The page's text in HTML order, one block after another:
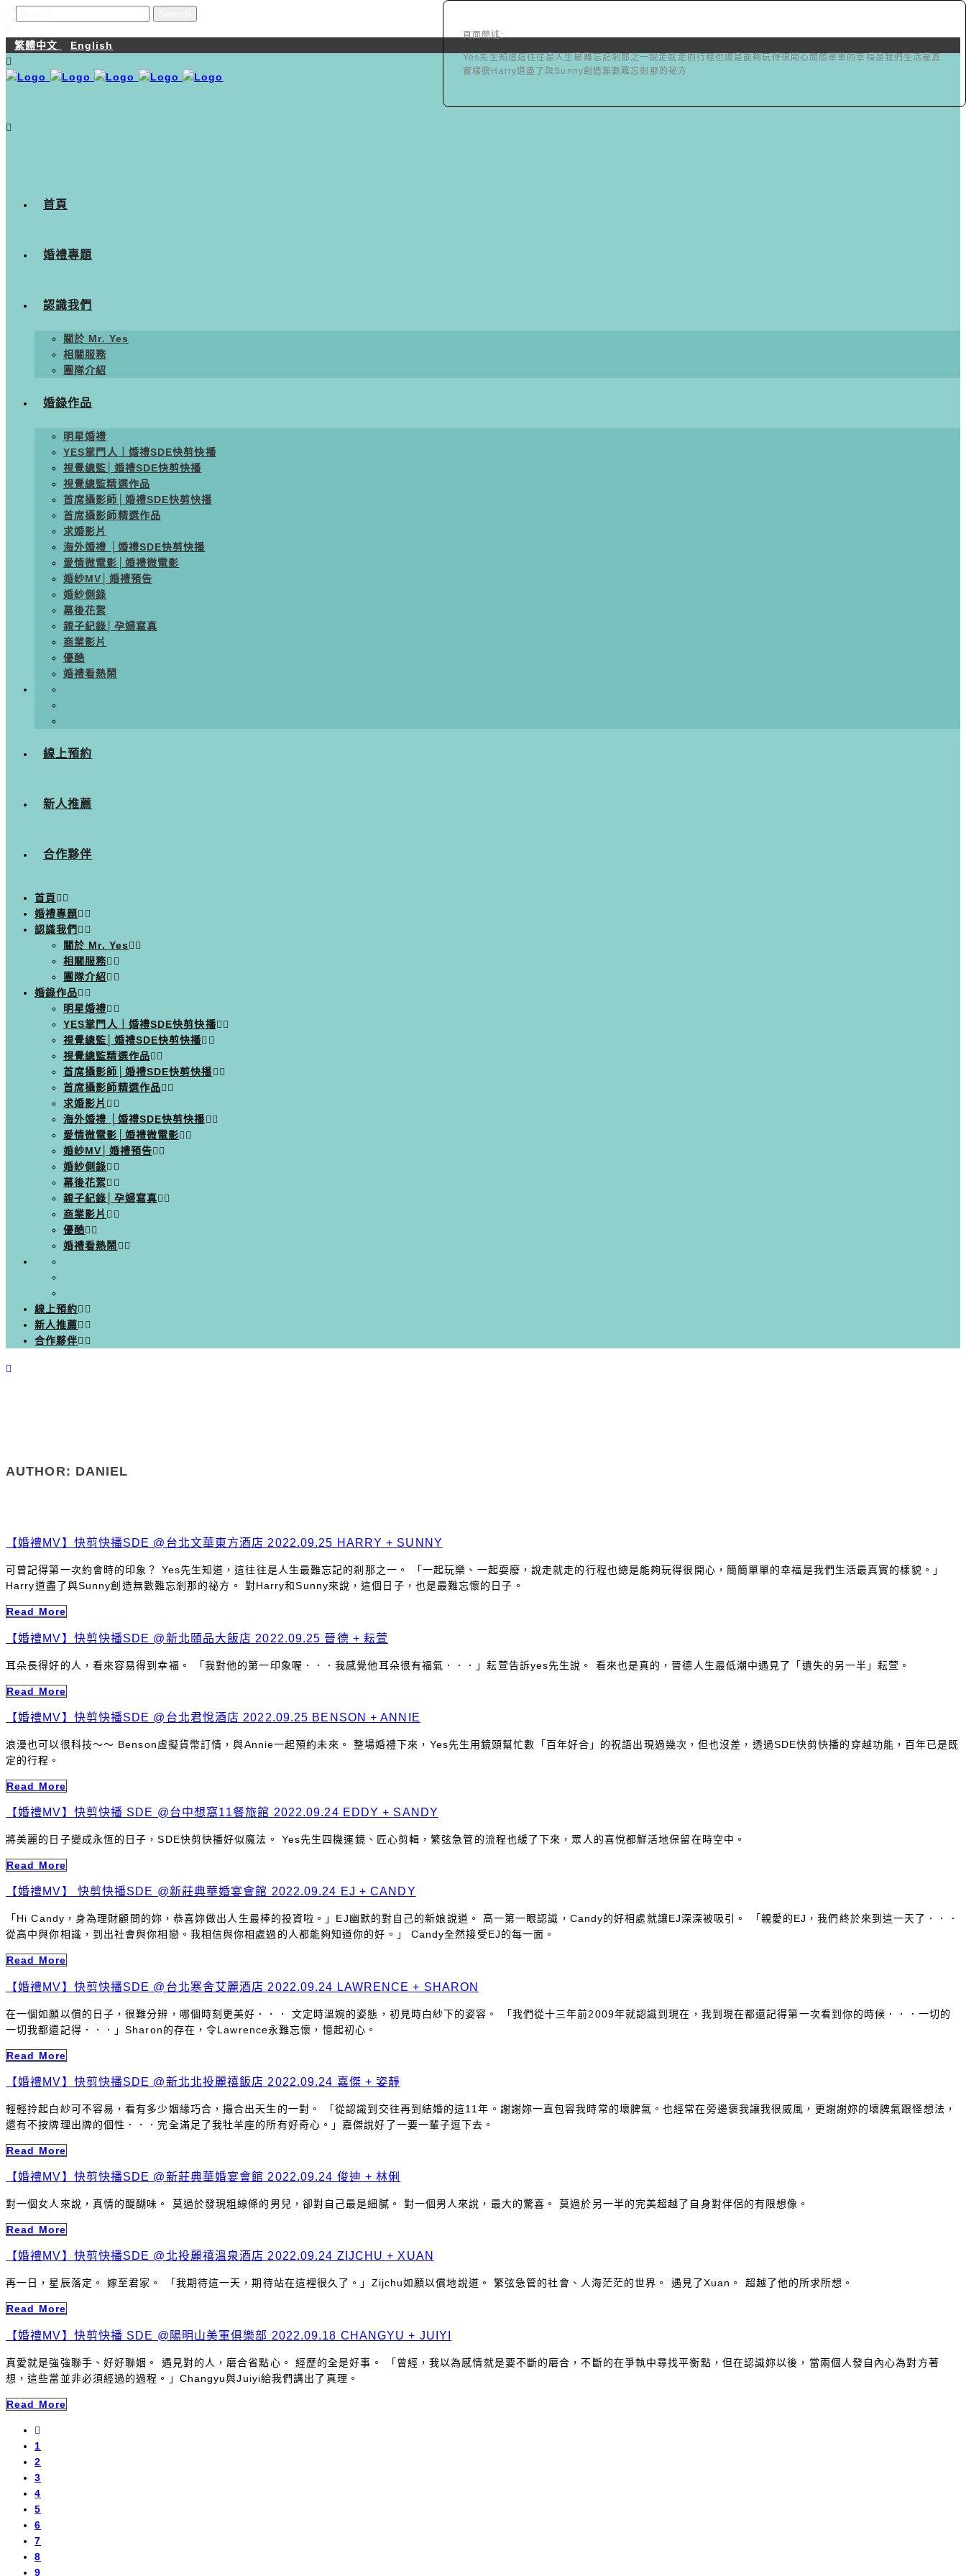
繁體中文 English
首頁
婚禮專題
認識我們
關於 Mr. Yes
相關服務
團隊介紹
婚錄作品
明星婚禮
YES掌門人｜婚禮SDE快剪快播
視覺總監│婚禮SDE快剪快播
視覺總監精選作品
首席攝影師│婚禮SDE快剪快播
首席攝影師精選作品
求婚影片
海外婚禮 │婚禮SDE快剪快播
愛情微電影│婚禮微電影
婚紗MV│婚禮預告
婚紗側錄
幕後花絮
親子紀錄│孕婦寫真
商業影片
優酷
婚禮看熱鬧
線上預約
新人推薦
合作夥伴
首頁
婚禮專題
認識我們
關於 Mr. Yes
相關服務
團隊介紹
婚錄作品
明星婚禮
YES掌門人｜婚禮SDE快剪快播
視覺總監│婚禮SDE快剪快播
視覺總監精選作品
首席攝影師│婚禮SDE快剪快播
首席攝影師精選作品
求婚影片
海外婚禮 │婚禮SDE快剪快播
愛情微電影│婚禮微電影
婚紗MV│婚禮預告
婚紗側錄
幕後花絮
親子紀錄│孕婦寫真
商業影片
優酷
婚禮看熱鬧
線上預約
新人推薦
合作夥伴
AUTHOR: DANIEL
【婚禮MV】快剪快播SDE @台北文華東方酒店 2022.09.25 HARRY + SUNNY
可曾記得第一次約會時的印象？ Yes先生知道，這往往是人生最難忘記的剎那之一。 「一起玩樂、一起耍廢，說走就走的行程也總是能夠玩得很開心，簡簡單單的幸福是我們生活最真實的樣貌。」
Harry道盡了與Sunny創造無數難忘剎那的祕方。 對Harry和Sunny來說，這個日子，也是最難忘懷的日子。
Read More
【婚禮MV】快剪快播SDE @新北頤品大飯店 2022.09.25 晉德 + 耘萱
耳朵長得好的人，看來容易得到幸福。 「我對他的第一印象喔．．．我感覺他耳朵很有福氣．．．」耘萱告訴yes先生說。 看來也是真的，晉德人生最低潮中遇見了「遺失的另一半」耘萱。
Read More
【婚禮MV】快剪快播SDE @台北君悅酒店 2022.09.25 BENSON + ANNIE
浪漫也可以很科技～～ Benson虛擬貨幣訂情，與Annie一起預約未來。 整場婚禮下來，Yes先生用鏡頭幫忙數「百年好合」的祝語出現過幾次，但也沒差，透過SDE快剪快播的穿越功能，百年已是既
定的行程。
Read More
【婚禮MV】快剪快播 SDE @台中想窩11餐旅館 2022.09.24 EDDY + SANDY
將美麗的日子變成永恆的日子，SDE快剪快播好似魔法。 Yes先生四機運鏡、匠心剪輯，繁弦急管的流程也緩了下來，眾人的喜悅都鮮活地保留在時空中。
Read More
【婚禮MV】 快剪快播SDE @新莊典華婚宴會館 2022.09.24 EJ + CANDY
「Hi Candy，身為理財顧問的妳，恭喜妳做出人生最棒的投資啦。」EJ幽默的對自己的新娘說道。 高一第一眼認識，Candy的好相處就讓EJ深深被吸引。 「親愛的EJ，我們終於來到這一天了．．．
從高中與你相識，到出社會與你相戀。我相信與你相處過的人都能夠知道你的好。」 Candy全然接受EJ的每一面。
Read More
【婚禮MV】快剪快播SDE @台北寒舍艾麗酒店 2022.09.24 LAWRENCE + SHARON
在一個如願以償的日子，很難分辨，哪個時刻更美好．．． 文定時溫婉的姿態，初見時白紗下的姿容。 「我們從十三年前2009年就認識到現在，我到現在都還記得第一次看到你的時候．．．一切的
一切我都還記得．．．」Sharon的存在，令Lawrence永難忘懷，憶起初心。
Read More
【婚禮MV】快剪快播SDE @新北北投麗禧飯店 2022.09.24 嘉傑 + 姿靜
輕輕拎起白紗可不容易，看有多少姻緣巧合，撮合出天生的一對。 「從認識到交往再到結婚的這11年。謝謝妳一直包容我時常的壞脾氣。也經常在旁邊褒我讓我很威風，更謝謝妳的壞脾氣跟怪想法，
還有不按牌理出牌的個性．．．完全滿足了我牡羊座的所有好奇心。」嘉傑說好了一要一輩子逗下去。
Read More
【婚禮MV】快剪快播SDE @新莊典華婚宴會館 2022.09.24 俊迪 + 林俐
對一個女人來說，真情的醍醐味。 莫過於發現粗線條的男兒，卻對自己最是細膩。 對一個男人來說，最大的驚喜。 莫過於另一半的完美超越了自身對伴侶的有限想像。
Read More
【婚禮MV】快剪快播SDE @北投麗禧溫泉酒店 2022.09.24 ZIJCHU + XUAN
再一日，星辰落定。 嫁至君家。 「我期待這一天，期待站在這裡很久了。」Zijchu如願以償地說道。 繁弦急管的社會、人海茫茫的世界。 遇見了Xuan。 超越了他的所求所想。
Read More
【婚禮MV】快剪快播 SDE @陽明山美軍俱樂部 2022.09.18 CHANGYU + JUIYI
真愛就是強強聯手、好好聯姻。 遇見對的人，磨合省點心。 經歷的全是好事。 「曾經，我以為感情就是要不斷的磨合，不斷的在爭執中尋找平衡點，但在認識妳以後，當兩個人發自內心為對方著
想，這些當並非必須經過的過程。」Changyu與Juiyi給我們講出了真理。
Read More
1
2
3
4
5
6
7
8
9
頁面簡述:
Yes先生知道這往往是人生最難忘記剎那之一說走就走的行程也總是能夠玩得很開心簡簡單單的幸福是我們生活最真
實樣貌Harry道盡了與Sunny創造無數難忘剎那的祕方